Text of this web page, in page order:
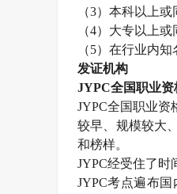
（3）本科以上或
（4）大专以上或
（5）在行业内知
发证机构
JYPC全国职业
JYPC全国职业资
较早、规模较大
和榜样。
JYPC经受住了时
JYPC考点遍布国